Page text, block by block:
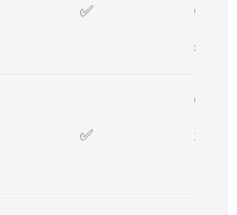
✅
sinkt
✅